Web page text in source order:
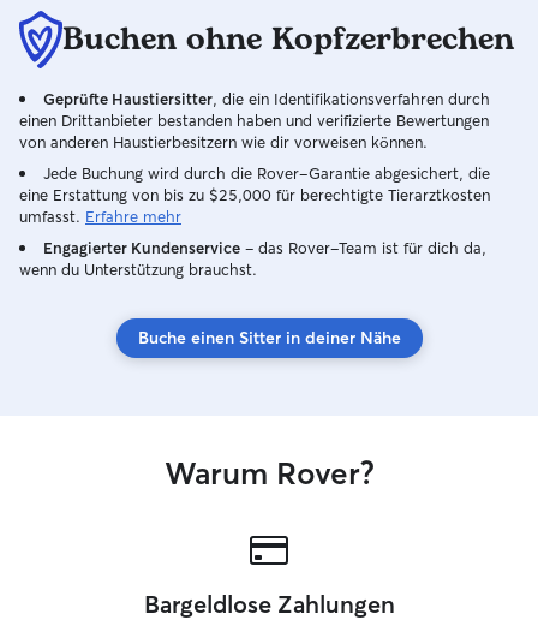
gehört dazu
viel
Außerdem
und
dass sie
während ihre
dass die
damit sie sich
Ziel ist es,
Buchen ohne Kopfzerbrechen
Geprüfte Haustiersitter , die ein Identifikationsverfahren durch
einen Drittanbieter bestanden haben und verifizierte Bewertungen
von anderen Haustierbesitzern wie dir vorweisen können.
Jede Buchung wird durch die Rover-Garantie abgesichert, die
eine Erstattung von bis zu $25,000 für berechtigte Tierarztkosten
umfasst. Erfahre mehr
Engagierter Kundenservice – das Rover-Team ist für dich da,
wenn du Unterstützung brauchst.
Buche einen Sitter in deiner Nähe
Warum Rover?
Bargeldlose Zahlungen